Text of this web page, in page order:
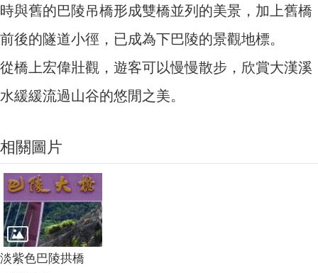
時與舊的巴陵吊橋形成雙橋並列的美景，加上舊橋
前後的隧道小徑，已成為下巴陵的景觀地標。
從橋上宏偉壯觀，遊客可以慢慢散步，欣賞大漢溪
水緩緩流過山谷的悠閒之美。
相關圖片
淡紫色巴陵拱橋